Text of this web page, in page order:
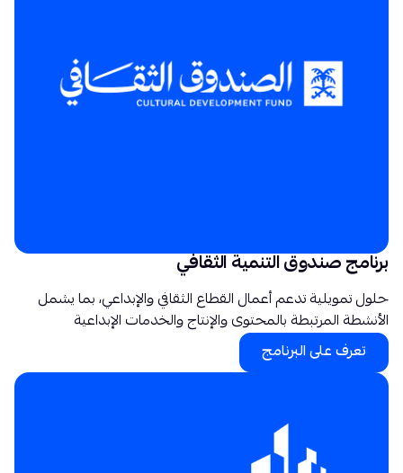
برنامج صندوق التنمية الثقافي
حلول تمويلية تدعم أعمال القطاع الثقافي والإبداعي، بما يشمل
الأنشطة المرتبطة بالمحتوى والإنتاج والخدمات الإبداعية
تعرف على البرنامج